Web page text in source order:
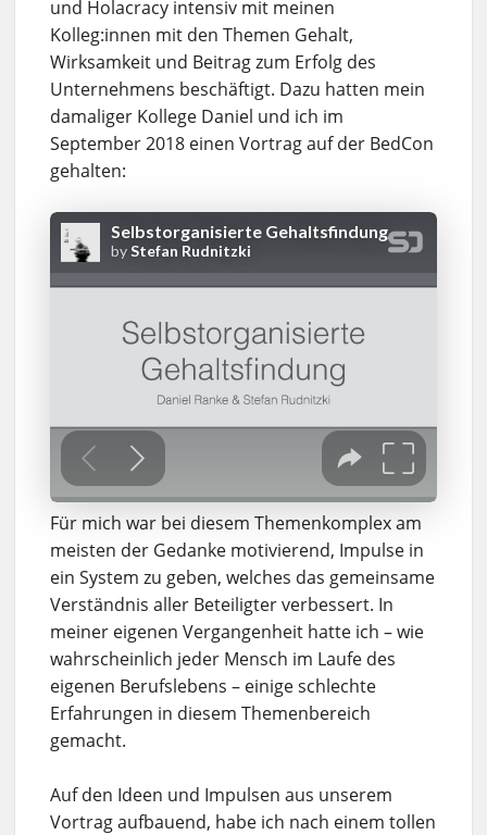
und Holacracy intensiv mit meinen
Kolleg:innen mit den Themen Gehalt,
Wirksamkeit und Beitrag zum Erfolg des
Unternehmens beschäftigt. Dazu hatten mein
damaliger Kollege Daniel und ich im
September 2018 einen Vortrag auf der BedCon
gehalten:
Für mich war bei diesem Themenkomplex am
meisten der Gedanke motivierend, Impulse in
ein System zu geben, welches das gemeinsame
Verständnis aller Beteiligter verbessert. In
meiner eigenen Vergangenheit hatte ich – wie
wahrscheinlich jeder Mensch im Laufe des
eigenen Berufslebens – einige schlechte
Erfahrungen in diesem Themenbereich
gemacht.
Auf den Ideen und Impulsen aus unserem
Vortrag aufbauend, habe ich nach einem tollen